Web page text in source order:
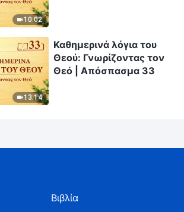
10:02
13:14
Καθημερινά λόγια του
Θεού: Γνωρίζοντας τον
Θεό | Απόσπασμα 33
Βιβλία